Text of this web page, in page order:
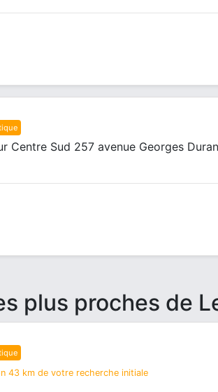
Centre Sud 257 avenue Georges
plus proches de
43 km de votre recherche initiale